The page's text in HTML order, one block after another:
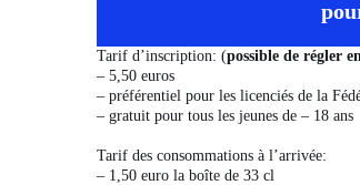
Tarif d’inscription: (possible de régler
– 5,50 euros
– préférentiel pour les licenciés de la
– gratuit pour tous les jeunes de – 18 ans
Tarif des consommations à l’arrivée:
– 1,50 euro la boîte de 33 cl